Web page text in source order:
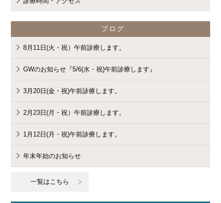
ブログ
8月11日(火・祝）午前診療します。
GWのお知らせ『5/6(水・祝)午前診療します』
3月20日(金・祝)午前診療します。
2月23日(月・祝）午前診療します。
1月12日(月・祝)午前診療します。
年末年始のお知らせ
一覧はこちら